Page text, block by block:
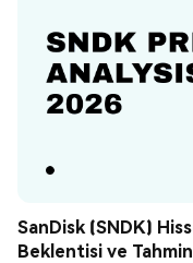
SanDisk (SNDK)
Beklentisi ve